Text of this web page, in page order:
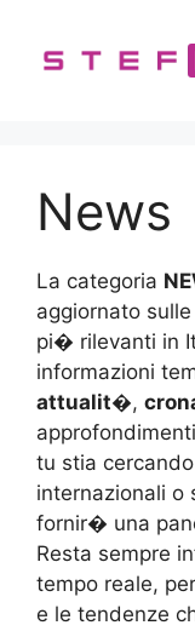
contenuto
News
La categoria
aggiornato
pi� rilevanti in
informazioni
attualit�,
tu stia
internazionali o
fornir� una
Resta sempre
tempo reale,
e le tendenze